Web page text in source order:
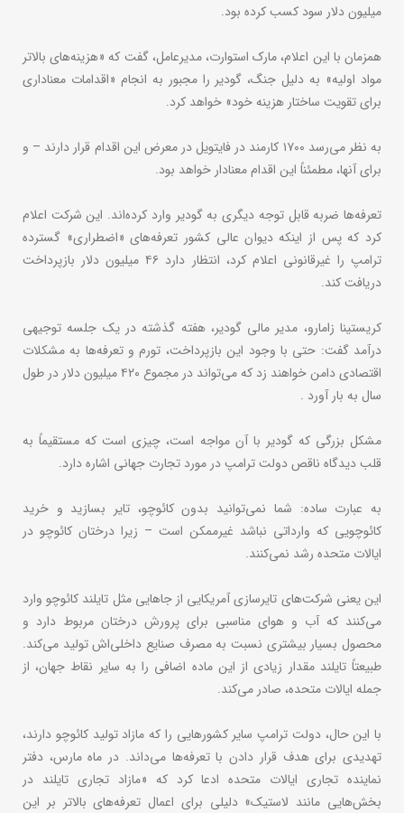
میلیون دلار سود کسب کرده بود.
همزمان با این اعلام، مارک استوارت، مدیرعامل، گفت که «هزینه‌های بالاتر
مواد اولیه» به دلیل جنگ، گودیر را مجبور به انجام «اقدامات معناداری
برای تقویت ساختار هزینه خود» خواهد کرد.
به نظر می‌رسد ۱۷۰۰ کارمند در فایتویل در معرض این اقدام قرار دارند – و
برای آنها، مطمئناً این اقدام معنادار خواهد بود.
تعرفه‌ها ضربه قابل توجه دیگری به گودیر وارد کرده‌اند. این شرکت اعلام
کرد که پس از اینکه دیوان عالی کشور تعرفه‌های «اضطراری» گسترده
ترامپ را غیرقانونی اعلام کرد، انتظار دارد ۴۶ میلیون دلار بازپرداخت
دریافت کند.
کریستینا زامارو، مدیر مالی گودیر، هفته گذشته در یک جلسه توجیهی
درآمد گفت: حتی با وجود این بازپرداخت، تورم و تعرفه‌ها به مشکلات
اقتصادی دامن خواهند زد که می‌تواند در مجموع ۴۲۰ میلیون دلار در طول
سال به بار آورد .
مشکل بزرگی که گودیر با آن مواجه است، چیزی است که مستقیماً به
قلب دیدگاه ناقص دولت ترامپ در مورد تجارت جهانی اشاره دارد.
به عبارت ساده: شما نمی‌توانید بدون کائوچو، تایر بسازید و خرید
کائوچویی که وارداتی نباشد غیرممکن است – زیرا درختان کائوچو در
ایالات متحده رشد نمی‌کنند.
این یعنی شرکت‌های تایرسازی آمریکایی از جاهایی مثل تایلند کائوچو وارد
می‌کنند که آب و هوای مناسبی برای پرورش درختان مربوط دارد و
محصول بسیار بیشتری نسبت به مصرف صنایع داخلی‌اش تولید می‌کند.
طبیعتاً تایلند مقدار زیادی از این ماده اضافی را به سایر نقاط جهان، از
جمله ایالات متحده، صادر می‌کند.
با این حال، دولت ترامپ سایر کشورهایی را که مازاد تولید کائوچو دارند،
تهدیدی برای هدف قرار دادن با تعرفه‌ها می‌داند. در ماه مارس، دفتر
نماینده تجاری ایالات متحده ادعا کرد که «مازاد تجاری تایلند در
بخش‌هایی مانند لاستیک» دلیلی برای اعمال تعرفه‌های بالاتر بر این